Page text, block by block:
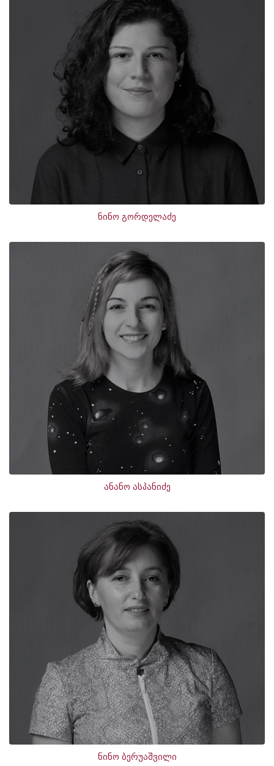
ნინო გორდელაძე
ანანო ასპანიძე
ნინო ბერუაშვილი